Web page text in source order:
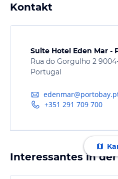
Kontakt
Suite Hotel Eden Mar -
Rua do Gorgulho 2
Portugal
+351 291 709 700
Interessantes in der